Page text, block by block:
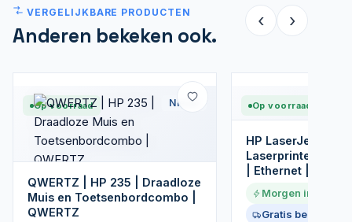
VERGELIJKBARE PRODUCTEN
Anderen bekeken ook.
‹ ›
Op voorraad Nieuw
QWERTZ | HP 235 | Draadloze
Muis en Toetsenbordcombo |
QWERTZ
Op voorraad
HP LaserJet Pro
Laserprinter |
| Ethernet |
Morgen in huis
Gratis bezorgd